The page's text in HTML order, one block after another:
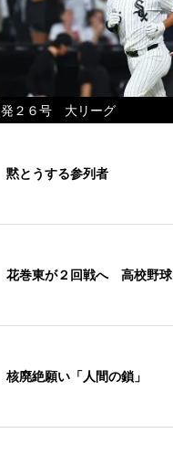
発２６号 大リーグ
黙とうする参列者
花巻東が２回戦へ 高校野球
核廃絶願い「人間の鎖」